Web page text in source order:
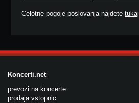
Celotne pogoje poslovanja najdetetukaj
Koncerti.net
prevozi na koncerte
prodaja vstopnic